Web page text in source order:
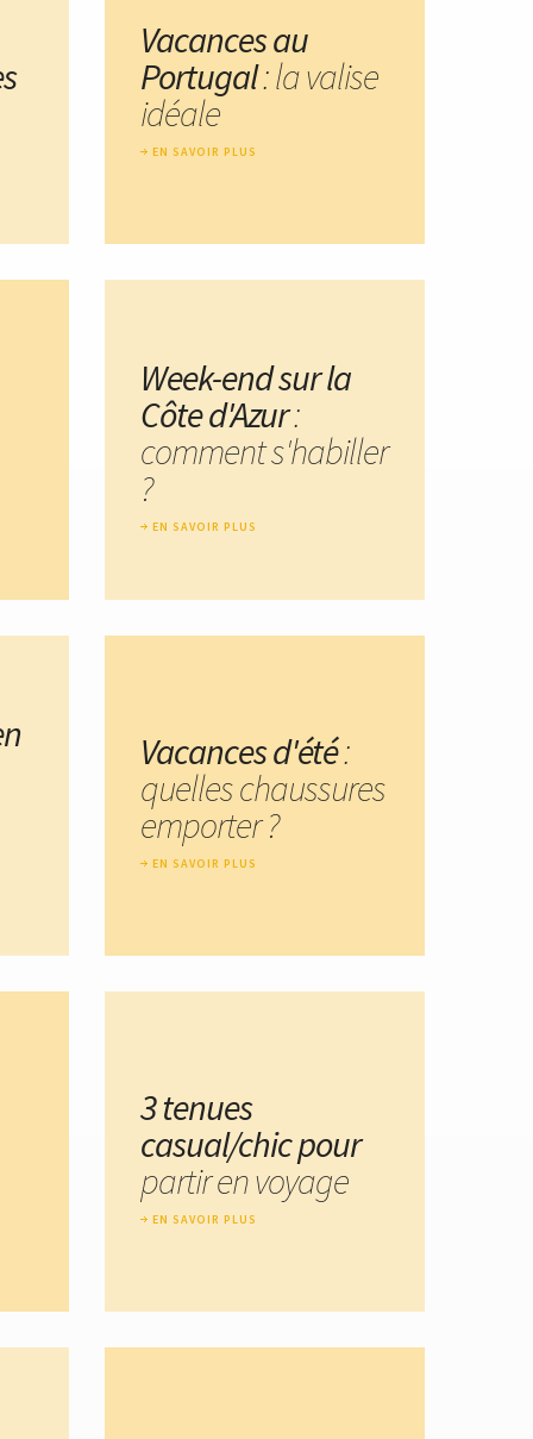
Vacances au
Portugal: la valise
idéale
EN SAVOIR PLUS
Week-end sur la
Côte d'Azur:
comment s'habiller
?
EN SAVOIR PLUS
Vacances d'été:
quelles chaussures
emporter ?
EN SAVOIR PLUS
3 tenues
casual/chic pour
partir en voyage
EN SAVOIR PLUS